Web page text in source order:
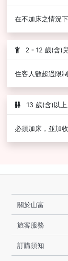
在不加床之情況
2 - 12 歲(含)
住客人數超過限
13 歲(含)以上
必須加床，並加
關於山富
旅客服務
訂購須知